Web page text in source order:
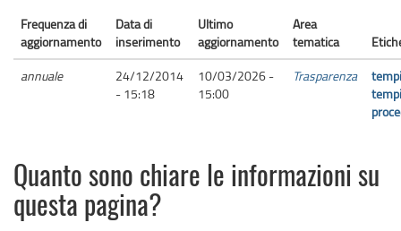
Frequenza di
aggiornamento
Data di
inserimento
Ultimo
aggiornamento
Area
tematica
annuale
24/12/2014
- 15:18
10/03/2026 -
15:00
Trasparenza
Quanto sono chiare le informazioni su
questa pagina?